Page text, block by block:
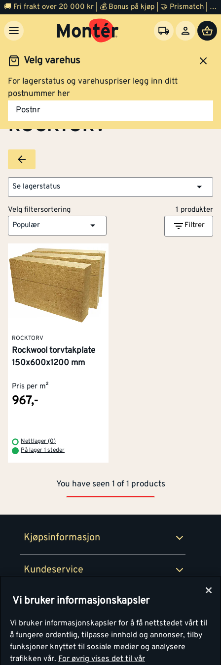
🚚 Fri frakt over 20 000 kr | 💰 Bonus på kjøp | 🤝 Prismatch | ⭐ 100% fornøyd garanti | 🏪 140 byggevarehus
Velg varehus
For lagerstatus og varehuspriser legg inn ditt
postnummer her
Postnr
Brands ROCKTORV
ROCKTORV
Se lagerstatus
Velg filtersortering
1 produkter
Populær
Filtrer
ROCKTORV
Rockwool torvtakplate
150x600x1200 mm
Pris per m²
967,-
Nettlager (0)
På lager 1 steder
You have seen 1 of 1 products
Kjøpsinformasjon
Netthandel
Retur- og angrerettsskjema
Kundeservice
Kontakt oss
Montér
Byggevarehus og åpningstider
100% fornøydgaranti
Personvern
Våre kjøkkensentre
Vi bruker informasjonskapsler
Vi bruker informasjonskapsler for å få nettstedet vårt til
å fungere ordentlig, tilpasse innhold og annonser, tilby
funksjoner knyttet til sosiale medier og analysere
trafikken vår. For øvrig vises det til vår